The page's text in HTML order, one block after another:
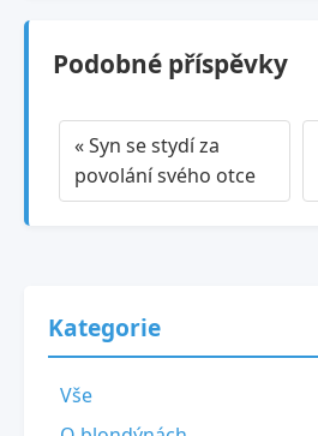
Podobné příspěvky
« Syn se stydí za
povolání svého otce
Kategorie
Vše